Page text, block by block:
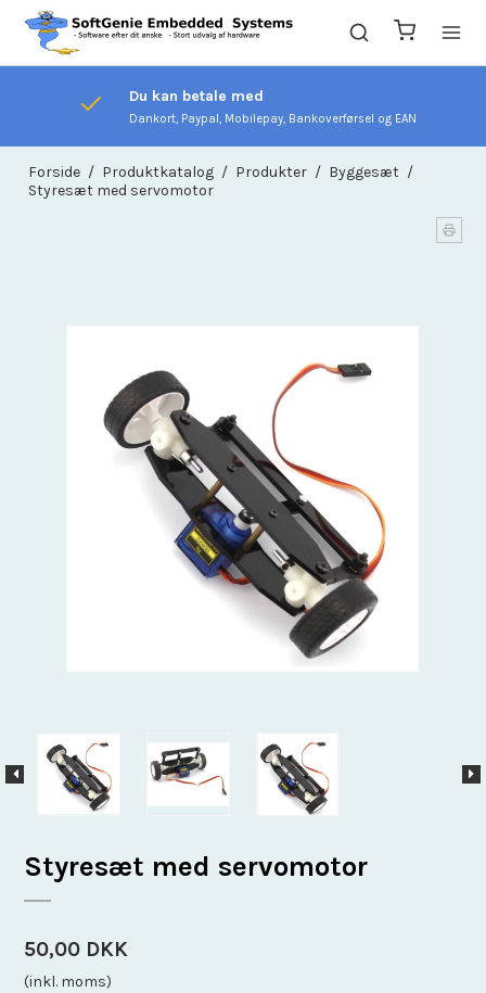
Du kan betale med
Dankort, Paypal, Mobilepay, Bankoverførsel og EAN
Forside / Produktkatalog / Produkter / Byggesæt /
Styresæt med servomotor
Styresæt med servomotor
50,00 DKK
(inkl. moms)